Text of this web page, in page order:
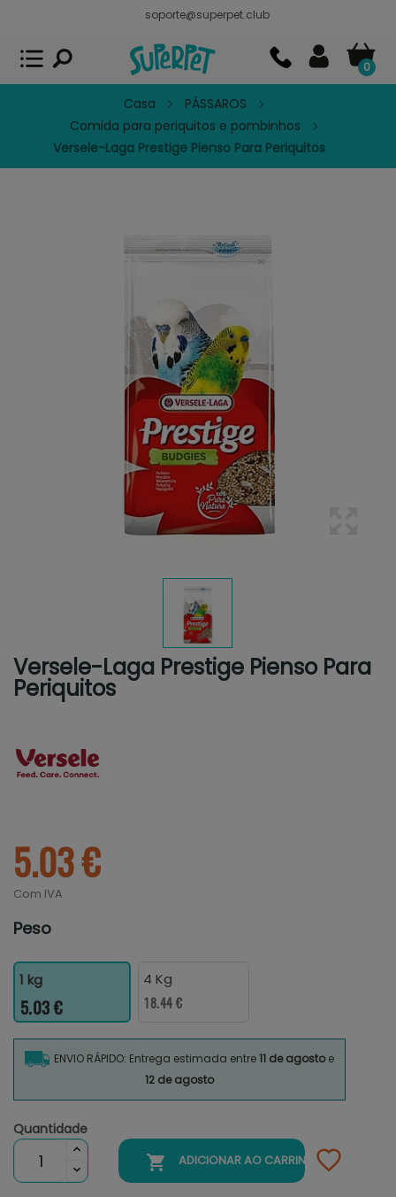
soporte@superpet.club
0
Casa
PÁSSAROS
Comida para periquitos e pombinhos
Versele-Laga Prestige Pienso Para Periquitos
Versele-Laga Prestige Pienso Para
Periquitos
5.03 €
Com IVA
Peso
1 kg
5.03 €
4 Kg
18.44 €
ENVIO RÁPIDO: Entrega estimada entre11 de agostoe
12 de agosto
Quantidade
 ADICIONAR AO CARRINHO
Superpet, comida para mascotas
APP GRATIS - En Google Play